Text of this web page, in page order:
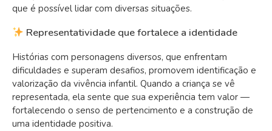
que é possível lidar com diversas situações.
Representatividade que fortalece a identidade
Histórias com personagens diversos, que enfrentam
dificuldades e superam desafios, promovem identificação e
valorização da vivência infantil. Quando a criança se vê
representada, ela sente que sua experiência tem valor —
fortalecendo o senso de pertencimento e a construção de
uma identidade positiva.